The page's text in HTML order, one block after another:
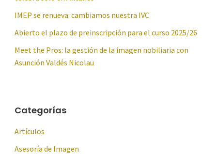
IMEP se renueva: cambiamos nuestra IVC
Abierto el plazo de preinscripción para el curso 2025/26
Meet the Pros: la gestión de la imagen nobiliaria con
Asunción Valdés Nicolau
Categorías
Artículos
Asesoría de Imagen